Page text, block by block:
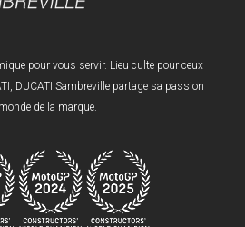
pour vous servir. Lieu culte pour ceux
DUCATI Sambreville partage sa passion
de la marque.